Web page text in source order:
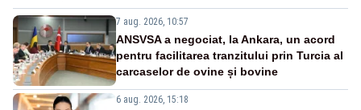
7 aug. 2026, 10:57
ANSVSA a negociat, la Ankara, un acord
pentru facilitarea tranzitului prin Turcia al
carcaselor de ovine și bovine
6 aug. 2026, 15:18